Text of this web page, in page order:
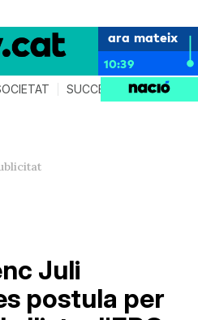
ara mateix
10:39
SUCCESSOS
Juli
postula per